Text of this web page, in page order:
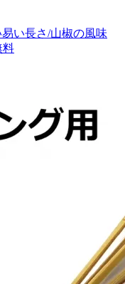
い長さ/山椒の風味
料